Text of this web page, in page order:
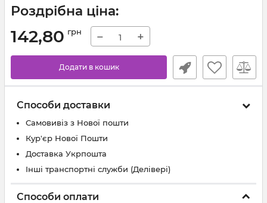
Роздрібна ціна:
142,80 грн − +
Додати в кошик
Способи доставки
Самовивіз з Нової пошти
Кур'єр Нової Пошти
Доставка Укрпошта
Інші транспортні служби (Делівері)
Способи оплати